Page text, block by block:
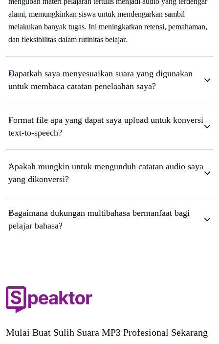
alami, memungkinkan siswa untuk mendengarkan sambil
melakukan banyak tugas. Ini meningkatkan retensi, pemahaman,
dan fleksibilitas dalam rutinitas belajar.
Dapatkah saya menyesuaikan suara yang digunakan
untuk membaca catatan penelaahan saya?
Format file apa yang dapat saya upload untuk konversi
text-to-speech?
Apakah mungkin untuk mengunduh catatan audio saya
yang dikonversi?
Bagaimana dukungan multibahasa bermanfaat bagi
pelajar bahasa?
Mulai Buat Sulih Suara MP3 Profesional Sekarang